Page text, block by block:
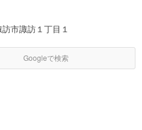
市諏訪１丁目１
Googleで検索